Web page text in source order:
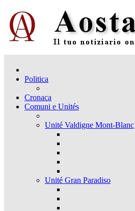
Politica
Cronaca
Comuni e Unités
Unité Valdigne Mont-Blanc
Unité Gran Paradiso